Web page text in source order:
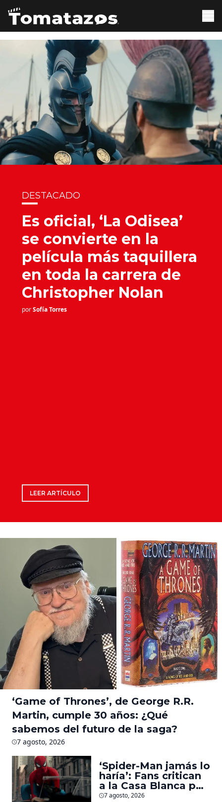
DESTACADO
Es oficial, ‘La Odisea’
se convierte en la
película más taquillera
en toda la carrera de
Christopher Nolan
porSofía Torres
LEER ARTÍCULO
‘Game of Thrones’, de George R.R.
Martin, cumple 30 años: ¿Qué
sabemos del futuro de la saga?
7 agosto, 2026
‘Spider-Man jamás lo
haría’: Fans critican
a la Casa Blanca por
usar al héroe para
7 agosto, 2026